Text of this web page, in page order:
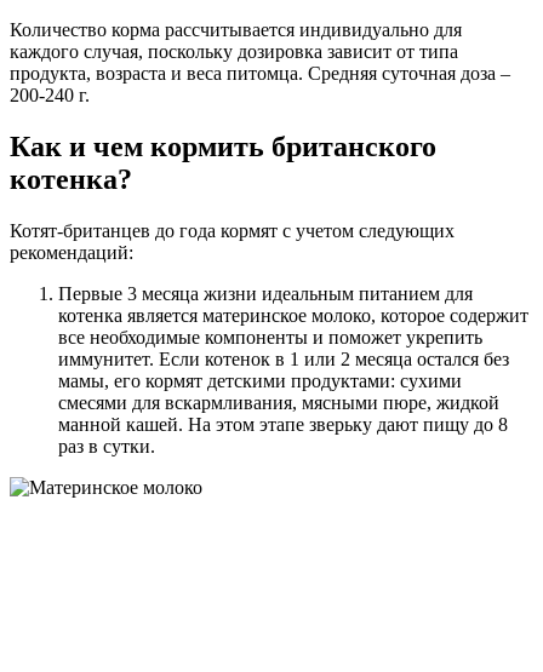
Количество корма рассчитывается индивидуально для
каждого случая, поскольку дозировка зависит от типа
продукта, возраста и веса питомца. Средняя суточная доза –
200-240 г.
Как и чем кормить британского
котенка?
Котят-британцев до года кормят с учетом следующих
рекомендаций:
Первые 3 месяца жизни идеальным питанием для
котенка является материнское молоко, которое содержит
все необходимые компоненты и поможет укрепить
иммунитет. Если котенок в 1 или 2 месяца остался без
мамы, его кормят детскими продуктами: сухими
смесями для вскармливания, мясными пюре, жидкой
манной кашей. На этом этапе зверьку дают пищу до 8
раз в сутки.